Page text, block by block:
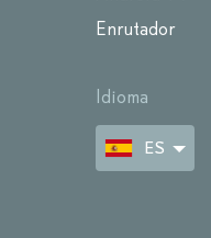
Enrutador
Idioma
ES